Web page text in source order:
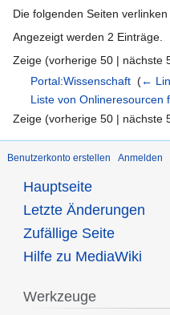
Die folgenden Seiten
Angezeigt werden 2 Einträge.
Zeige (vorherige 50 | nächste
Portal:Wissenschaft ‎(←
Liste von Onlineresourcen
Zeige (vorherige 50 | nächste
Benutzerkonto erstellen Anmelden
Hauptseite
Letzte Änderungen
Zufällige Seite
Hilfe zu MediaWiki
Werkzeuge